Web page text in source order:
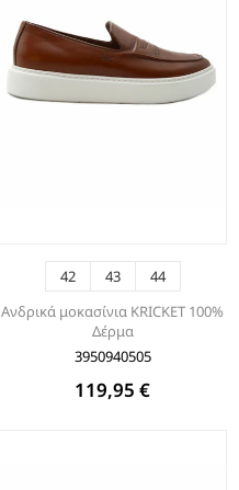
42 43
44
Ανδρικά μοκασίνια KRICKET 100%
Δέρμα
3950940505
119,95 €